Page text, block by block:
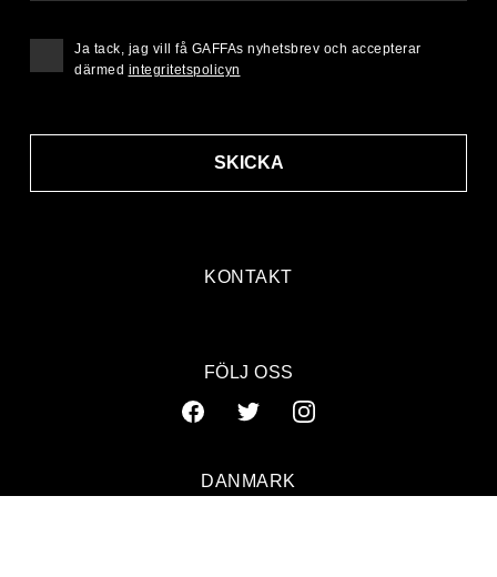
KONTAKT
SKICKA
Ja tack, jag vill få GAFFAs nyhetsbrev och accepterar
därmed integritetspolicyn
FÖLJ OSS
DANMARK